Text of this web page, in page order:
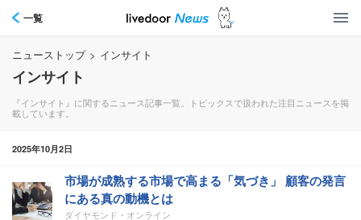
一覧
ニューストップ > インサイト
インサイト
『インサイト』に関するニュース記事一覧。トピックスで扱われた注目ニュースを掲
載しています。
2025年10月2日
市場が成熟する市場で高まる「気づき」 顧客の発言
にある真の動機とは
ダイヤモンド・オンライン